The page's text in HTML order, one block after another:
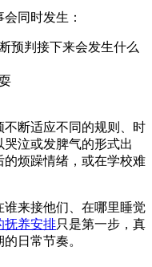
同时发生：
预判接下来会发生什么
断适应不同的规则、时
泣或发脾气的形式出
烦躁情绪，或在学校难
来接他们、在哪里睡觉
抚养安排只是第一步，真
日常节奏。